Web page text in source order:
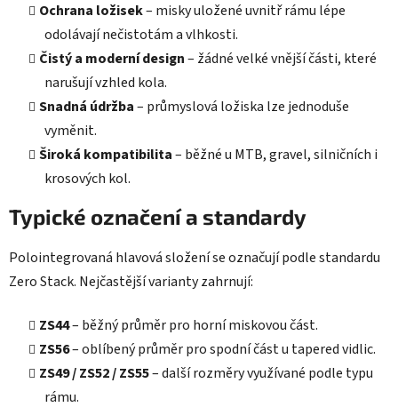
Ochrana ložisek– misky uložené uvnitř rámu lépe
odolávají nečistotám a vlhkosti.
Čistý a moderní design– žádné velké vnější části, které
narušují vzhled kola.
Snadná údržba– průmyslová ložiska lze jednoduše
vyměnit.
Široká kompatibilita– běžné u MTB, gravel, silničních i
krosových kol.
Typické označení a standardy
Polointegrovaná hlavová složení se označují podle standardu
Zero Stack. Nejčastější varianty zahrnují:
ZS44– běžný průměr pro horní miskovou část.
ZS56– oblíbený průměr pro spodní část u tapered vidlic.
ZS49 / ZS52 / ZS55– další rozměry využívané podle typu
rámu.